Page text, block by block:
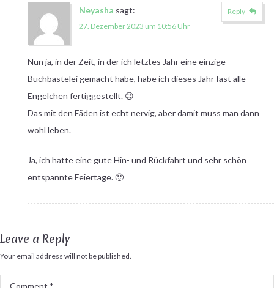
Neyasha sagt:
27. Dezember 2023 um 10:56 Uhr
Nun ja, in der Zeit, in der ich letztes Jahr eine einzige
Buchbastelei gemacht habe, habe ich dieses Jahr fast alle
Engelchen fertiggestellt. 😉
Das mit den Fäden ist echt nervig, aber damit muss man dann
wohl leben.
Ja, ich hatte eine gute Hin- und Rückfahrt und sehr schön
entspannte Feiertage. 🙂
Reply
Leave a Reply
Your email address will not be published.
Comment